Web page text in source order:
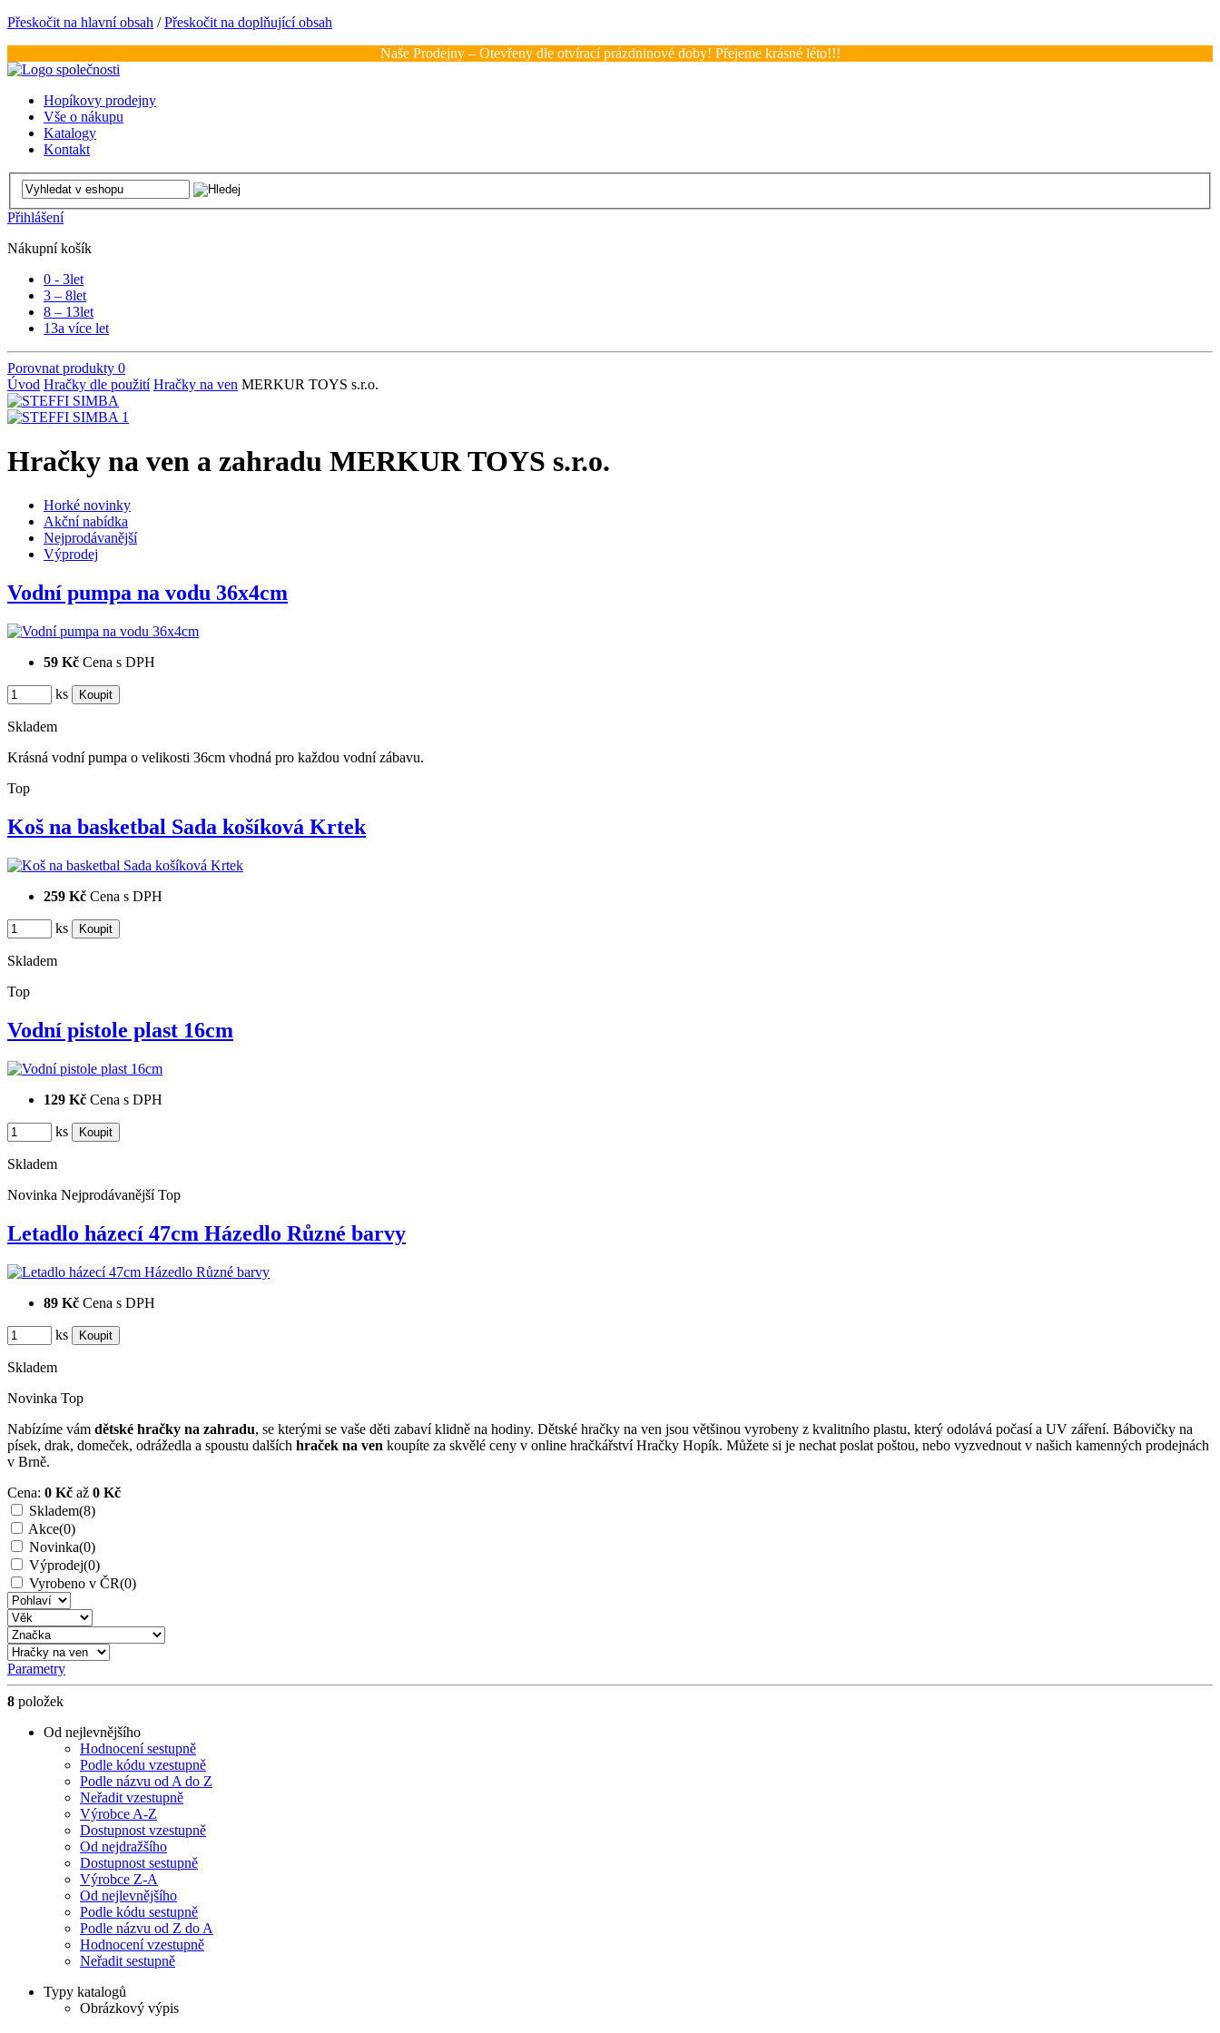
Přeskočit na hlavní obsah /Přeskočit na doplňující obsah
Naše Prodejny – Otevřeny dle otvírací prázdninové doby! Přejeme krásné léto!!!
Hopíkovy prodejny
Vše o nákupu
Katalogy
Kontakt
Přihlášení
Nákupní košík
0 - 3let
3 – 8let
8 – 13let
13a více let
Porovnat produkty 0
Úvod Hračky dle použití Hračky na ven MERKUR TOYS s.r.o.
Hračky na ven a zahradu MERKUR TOYS s.r.o.
Horké novinky
Akční nabídka
Nejprodávanější
Výprodej
Vodní pumpa na vodu 36x4cm
59 Kč Cena s DPH
ks
Skladem
Krásná vodní pumpa o velikosti 36cm vhodná pro každou vodní zábavu.
Top
Koš na basketbal Sada košíková Krtek
259 Kč Cena s DPH
ks
Skladem
Top
Vodní pistole plast 16cm
129 Kč Cena s DPH
ks
Skladem
Novinka Nejprodávanější Top
Letadlo házecí 47cm Házedlo Různé barvy
89 Kč Cena s DPH
ks
Skladem
Novinka Top
Nabízíme vám dětské hračky na zahradu, se kterými se vaše děti zabaví klidně na hodiny. Dětské hračky na ven jsou většinou vyrobeny z kvalitního plastu, který odolává počasí a UV záření. Bábovičky na
písek, drak, domeček, odrážedla a spoustu dalších hraček na ven koupíte za skvělé ceny v online hračkářství Hračky Hopík. Můžete si je nechat poslat poštou, nebo vyzvednout v našich kamenných prodejnách
v Brně.
Cena: 0 Kč až 0 Kč
Skladem(8)
Akce(0)
Novinka(0)
Výprodej(0)
Vyrobeno v ČR(0)
Parametry
8 položek
Od nejlevnějšího
Hodnocení sestupně
Podle kódu vzestupně
Podle názvu od A do Z
Neřadit vzestupně
Výrobce A-Z
Dostupnost vzestupně
Od nejdražšího
Dostupnost sestupně
Výrobce Z-A
Od nejlevnějšího
Podle kódu sestupně
Podle názvu od Z do A
Hodnocení vzestupně
Neřadit sestupně
Typy katalogů
Obrázkový výpis